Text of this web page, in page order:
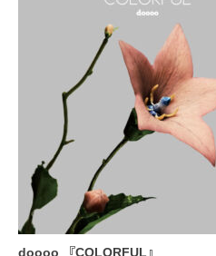
doooo 『COLORFUL』